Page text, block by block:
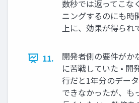
数秒では返ってこな
ニングするのにも時
上に、効果が得られ
11.
開発者側の要件がか
に苦戦していた • 開
行だと1年分のデー
できなかったが、も